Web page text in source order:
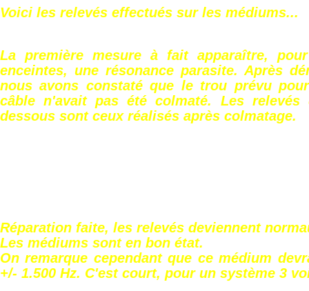
Voici les relevés effectués sur les médiums...
La première mesure à fait apparaître,
enceintes, une résonance parasite. Après
nous avons constaté que le trou prévu
câble n'avait pas été colmaté. Les
dessous sont ceux réalisés après colmatage.
Réparation faite, les relevés deviennent
Les médiums sont en bon état.
On remarque cependant que ce médium
+/- 1.500 Hz. C'est court, pour un système 3